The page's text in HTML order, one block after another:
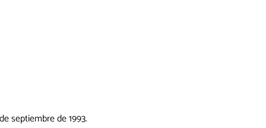
septiembre de 1993.